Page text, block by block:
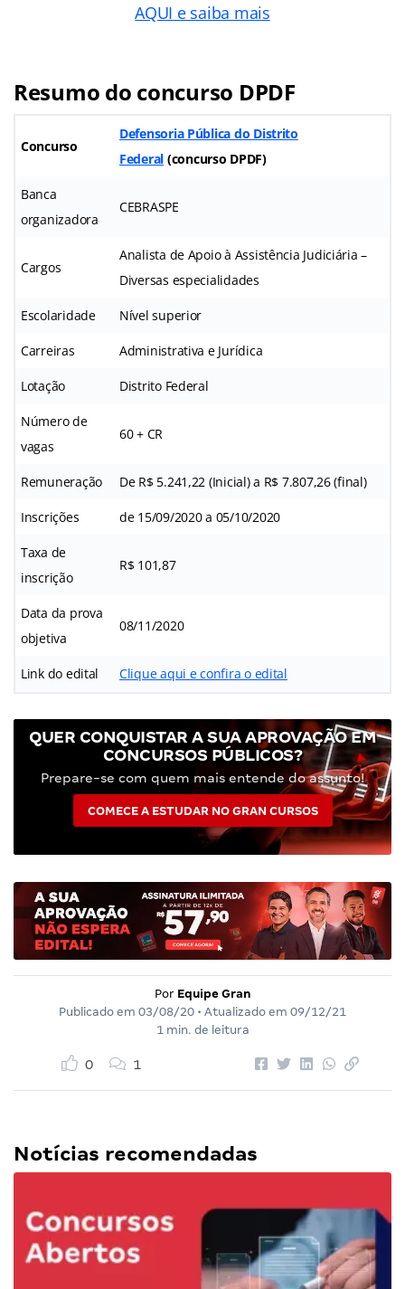
AQUI e saiba mais
Resumo do concurso DPDF
Concurso
Defensoria Pública do Distrito
Federal (concurso DPDF)
Banca
organizadora
CEBRASPE
Cargos
Analista de Apoio à Assistência Judiciária –
Diversas especialidades
Escolaridade Nível superior
Carreiras Administrativa e Jurídica
Lotação Distrito Federal
Número de
vagas
60 + CR
Remuneração De R$ 5.241,22 (Inicial) a R$ 7.807,26 (final)
Inscrições de 15/09/2020 a 05/10/2020
Taxa de
inscrição
R$ 101,87
Data da prova
objetiva
08/11/2020
Link do edital Clique aqui e confira o edital
QUER CONQUISTAR A SUA APROVAÇÃO EM
CONCURSOS PÚBLICOS?
Prepare-se com quem mais entende do assunto!
COMECE A ESTUDAR NO GRAN CURSOS
Por Equipe Gran
Publicado em 03/08/20 • Atualizado em 09/12/21
1 min. de leitura
0 1
Notícias recomendadas